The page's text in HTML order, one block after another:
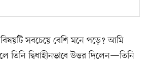
সবচেয়ে বেশি মনে পড়ে? আমি
তিনি দ্বিধাহীনভাবে উত্তর দিলেন—তিনি